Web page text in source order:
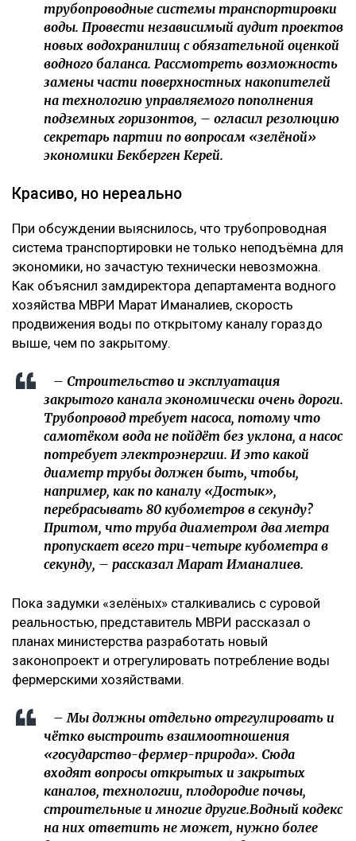
трубопроводные системы транспортировки
воды. Провести независимый аудит проектов
новых водохранилищ с обязательной оценкой
водного баланса. Рассмотреть возможность
замены части поверхностных накопителей
на технологию управляемого пополнения
подземных горизонтов, – огласил резолюцию
секретарь партии по вопросам «зелёной»
экономики Бекберген Керей.
Красиво, но нереально
При обсуждении выяснилось, что трубопроводная
система транспортировки не только неподъёмна для
экономики, но зачастую технически невозможна.
Как объяснил замдиректора департамента водного
хозяйства МВРИ Марат Иманалиев, скорость
продвижения воды по открытому каналу гораздо
выше, чем по закрытому.
– Строительство и эксплуатация
закрытого канала экономически очень дороги.
Трубопровод требует насоса, потому что
самотёком вода не пойдёт без уклона, а насос
потребует электроэнергии. И это какой
диаметр трубы должен быть, чтобы,
например, как по каналу «Достык»,
перебрасывать 80 кубометров в секунду?
Притом, что труба диаметром два метра
пропускает всего три-четыре кубометра в
секунду, – рассказал Марат Иманалиев.
Пока задумки «зелёных» сталкивались с суровой
реальностью, представитель МВРИ рассказал о
планах министерства разработать новый
законопроект и отрегулировать потребление воды
фермерскими хозяйствами.
– Мы должны отдельно отрегулировать и
чётко выстроить взаимоотношения
«государство-фермер-природа». Сюда
входят вопросы открытых и закрытых
каналов, технологии, плодородие почвы,
строительные и многие другие.Водный кодекс
на них ответить не может, нужно более